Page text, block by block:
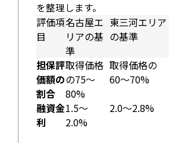
を整理します。
評価項
目
名古屋エ
リアの基
準
東三河エリア
の基準
担保評
価額の
割合
取得価格
の75〜
80%
取得価格の
60〜70%
融資金
利
1.5〜
2.0%
2.0〜2.8%